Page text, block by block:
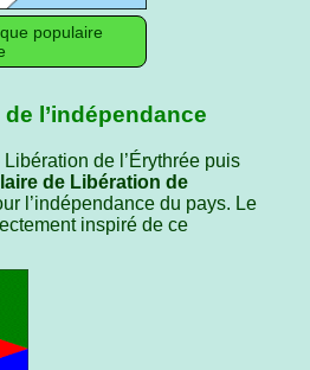
populaire
l’indépendance
de l’Érythrée puis
de Libération de
l’indépendance du pays. Le
inspiré de ce